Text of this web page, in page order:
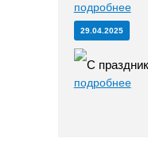
подробнее
29.04.2025
С
подробнее